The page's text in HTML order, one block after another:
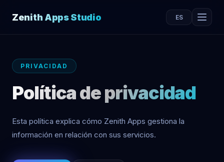
Zenith Apps Studio ES
PRIVACIDAD
Política de privacidad
Esta política explica cómo Zenith Apps gestiona la
información en relación con sus servicios.